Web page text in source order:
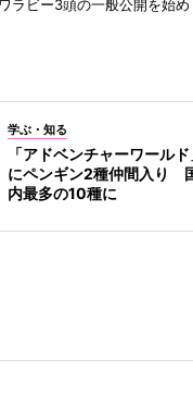
ラビー3頭の一般公開を始め
学ぶ・知る
「アドベンチャーワールド
にペンギン2種仲間入り
内最多の10種に